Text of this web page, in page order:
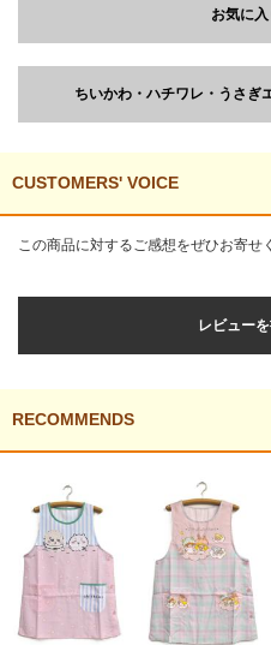
お気に
ちいかわ・ハチワレ・うさぎ
CUSTOMERS' VOICE
この商品に対するご感想をぜひお寄せ
レビュー
RECOMMENDS